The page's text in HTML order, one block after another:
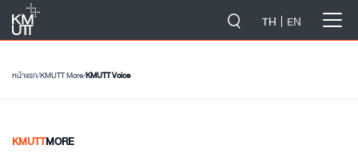
TH EN
หน้าแรก/KMUTT More/KMUTT Voice
KMUTTMORE